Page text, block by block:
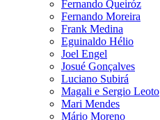
Fernando Queiróz
Fernando Moreira
Frank Medina
Eguinaldo Hélio
Joel Engel
Josué Gonçalves
Luciano Subirá
Magali e Sergio Leoto
Mari Mendes
Mário Moreno